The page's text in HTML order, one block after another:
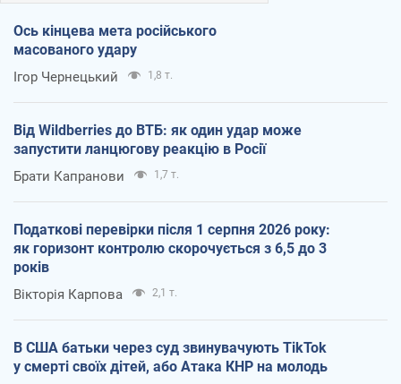
Ось кінцева мета російського
масованого удару
Ігор Чернецький 1,8 т.
Від Wildberries до ВТБ: як один удар може
запустити ланцюгову реакцію в Росії
Брати Капранови 1,7 т.
Податкові перевірки після 1 серпня 2026 року:
як горизонт контролю скорочується з 6,5 до 3
років
Вікторія Карпова 2,1 т.
В США батьки через суд звинувачують TikTok
у смерті своїх дітей, або Атака КНР на молодь